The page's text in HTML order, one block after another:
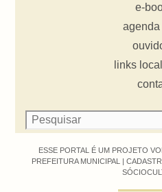
e-
agenda
links
ESSE PORTAL É UM PROJETO
PREFEITURA MUNICIPAL |